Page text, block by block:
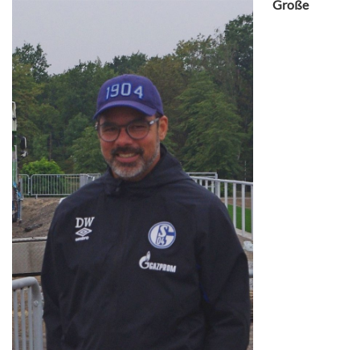
Große